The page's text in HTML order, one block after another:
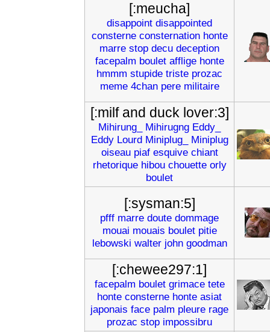
[:meucha]
disappoint disappointed
consterne consternation honte
marre stop decu deception
facepalm boulet afflige honte
hmmm stupide triste prozac
meme 4chan pere militaire
[:milf and duck lover:3]
Mihirung_ Mihirugng Eddy_
Eddy Lourd Miniplug_
Miniplug
oiseau piaf esquive chiant
rhetorique hibou chouette orly
boulet
[:sysman:5]
pfff marre doute dommage
mouai mouais boulet pitie
lebowski walter john goodman
[:chewee297:1]
facepalm boulet grimace tete
honte consterne honte asiat
japonais face palm pleure rage
prozac stop impossibru